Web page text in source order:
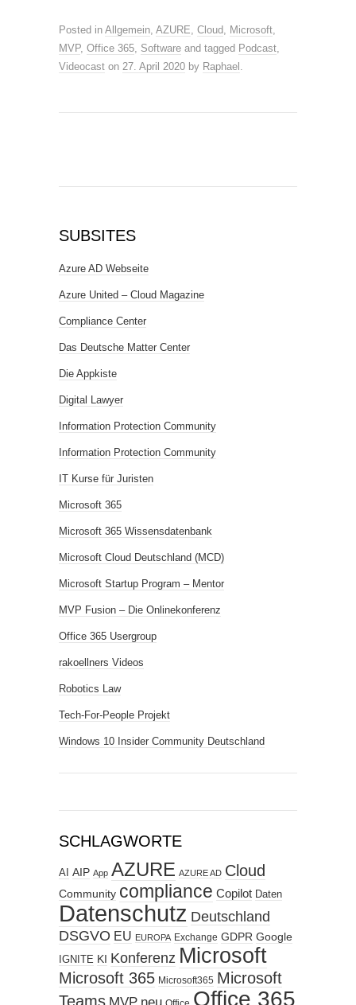
Posted in Allgemein, AZURE, Cloud, Microsoft,
MVP, Office 365, Software and tagged Podcast,
Videocast on 27. April 2020 by Raphael .
SUBSITES
Azure AD Webseite
Azure United – Cloud Magazine
Compliance Center
Das Deutsche Matter Center
Die Appkiste
Digital Lawyer
Information Protection Community
Information Protection Community
IT Kurse für Juristen
Microsoft 365
Microsoft 365 Wissensdatenbank
Microsoft Cloud Deutschland (MCD)
Microsoft Startup Program – Mentor
MVP Fusion – Die Onlinekonferenz
Office 365 Usergroup
rakoellners Videos
Robotics Law
Tech-For-People Projekt
Windows 10 Insider Community Deutschland
SCHLAGWORTE
AI AIP App AZURE AZURE AD Cloud
Community compliance Copilot Daten
Datenschutz Deutschland
DSGVO EU EUROPA Exchange GDPR Google
IGNITE KI Konferenz Microsoft
Microsoft 365 Microsoft365 Microsoft
Teams
Office 365